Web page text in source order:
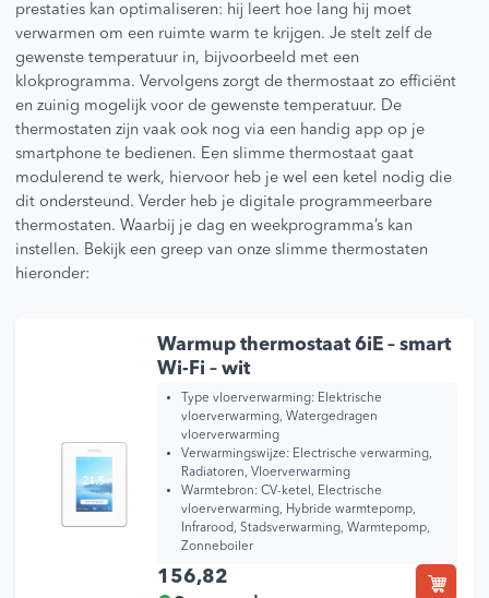
prestaties kan optimaliseren: hij leert hoe lang hij moet
verwarmen om een ruimte warm te krijgen. Je stelt zelf de
gewenste temperatuur in, bijvoorbeeld met een
klokprogramma. Vervolgens zorgt de thermostaat zo efficiënt
en zuinig mogelijk voor de gewenste temperatuur. De
thermostaten zijn vaak ook nog via een handig app op je
smartphone te bedienen. Een slimme thermostaat gaat
modulerend te werk, hiervoor heb je wel een ketel nodig die
dit ondersteund. Verder heb je digitale programmeerbare
thermostaten. Waarbij je dag en weekprogramma’s kan
instellen. Bekijk een greep van onze slimme thermostaten
hieronder:
Warmup thermostaat 6iE – smart
Wi-Fi – wit
Type vloerverwarming: Elektrische
vloerverwarming, Watergedragen
vloerverwarming
Verwarmingswijze: Electrische verwarming,
Radiatoren, Vloerverwarming
Warmtebron: CV-ketel, Electrische
vloerverwarming, Hybride warmtepomp,
Infrarood, Stadsverwarming, Warmtepomp,
Zonneboiler
156,82